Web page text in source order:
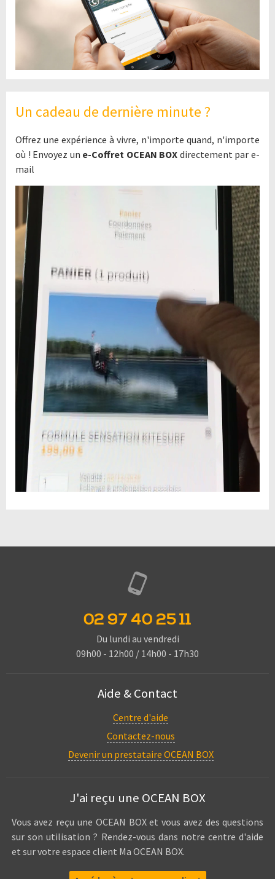
Un cadeau de dernière minute ?
Offrez une expérience à vivre, n'importe quand, n'importe
où ! Envoyez un e-Coffret OCEAN BOX directement par e-
mail
02 97 40 25 11
Du lundi au vendredi
09h00 - 12h00 / 14h00 - 17h30
Aide & Contact
Centre d'aide
Contactez-nous
Devenir un prestataire OCEAN BOX
J'ai reçu une OCEAN BOX
Vous avez reçu une OCEAN BOX et vous avez des questions
sur son utilisation ? Rendez-vous dans notre centre d'aide
et sur votre espace client Ma OCEAN BOX.